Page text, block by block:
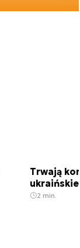
Trwają
2 min.